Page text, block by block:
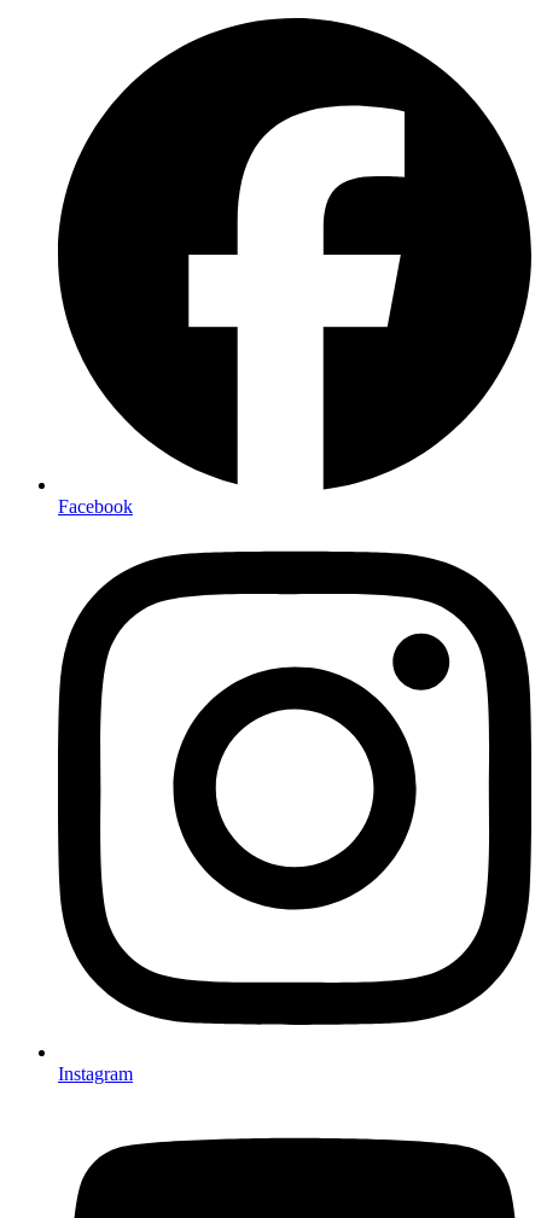
Facebook
Instagram